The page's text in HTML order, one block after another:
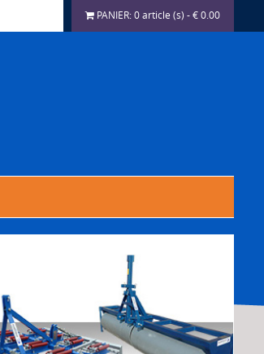
PANIER:0 article (s) - € 0.00